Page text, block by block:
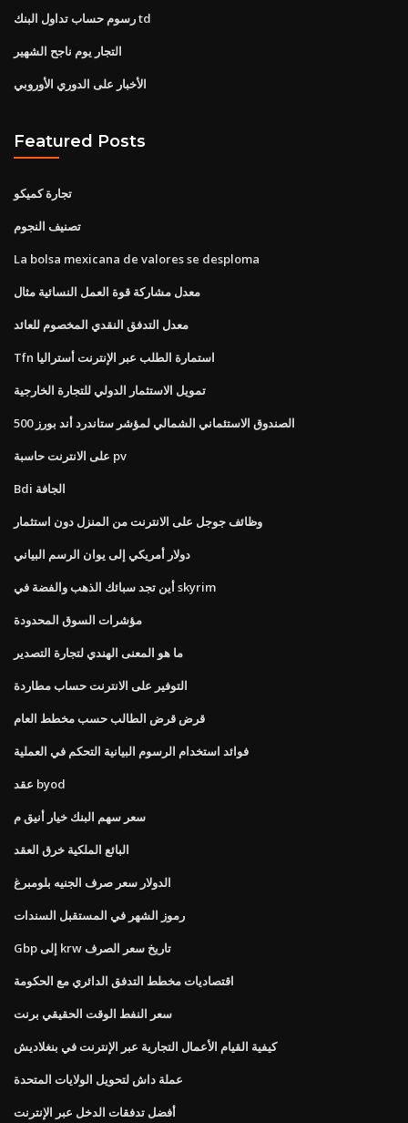
رسوم حساب تداول البنك td
التجار يوم ناجح الشهير
الأخبار على الدوري الأوروبي
Featured Posts
تجارة كميكو
تصنيف النجوم
La bolsa mexicana de valores se desploma
معدل مشاركة قوة العمل النسائية مثال
معدل التدفق النقدي المخصوم للعائد
Tfn استمارة الطلب عبر الإنترنت أستراليا
تمويل الاستثمار الدولي للتجارة الخارجية
الصندوق الاستئماني الشمالي لمؤشر ستاندرد أند بورز 500
على الانترنت حاسبة pv
Bdi الجافة
وظائف جوجل على الانترنت من المنزل دون استثمار
دولار أمريكي إلى يوان الرسم البياني
أين تجد سبائك الذهب والفضة في skyrim
مؤشرات السوق المحدودة
ما هو المعنى الهندي لتجارة التصدير
التوفير على الانترنت حساب مطاردة
قرض قرض الطالب حسب مخطط العام
فوائد استخدام الرسوم البيانية التحكم في العملية
عقد byod
سعر سهم البنك خيار أنيق م
البائع الملكية خرق العقد
الدولار سعر صرف الجنيه بلومبرغ
رموز الشهر في المستقبل السندات
Gbp إلى krw تاريخ سعر الصرف
اقتصاديات مخطط التدفق الدائري مع الحكومة
سعر النفط الوقت الحقيقي برنت
كيفية القيام الأعمال التجارية عبر الإنترنت في بنغلاديش
عملة داش لتحويل الولايات المتحدة
أفضل تدفقات الدخل عبر الإنترنت